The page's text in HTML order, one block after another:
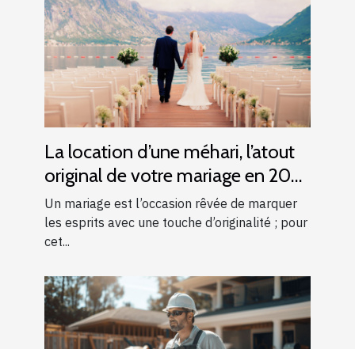
La location d’une méhari, l’atout
original de votre mariage en 2025
!Un mariage est l’occasion rêvée de marquer
les esprits avec une touche d’originalité ; pour
cet...